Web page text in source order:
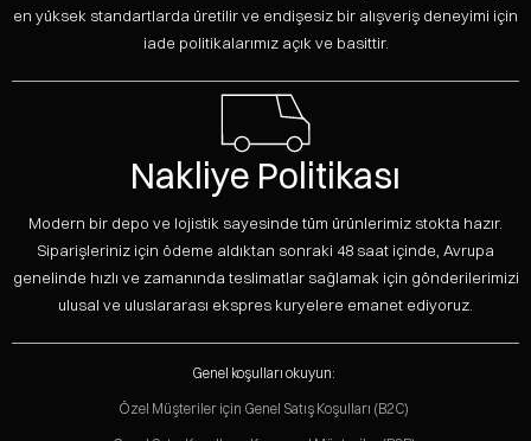
en yüksek standartlarda üretilir ve endişesiz bir alışveriş deneyimi için
iade politikalarımız açık ve basittir.
Nakliye Politikası
Modern bir depo ve lojistik sayesinde tüm ürünlerimiz stokta hazır.
Siparişleriniz için ödeme aldıktan sonraki 48 saat içinde, Avrupa
genelinde hızlı ve zamanında teslimatlar sağlamak için gönderilerimizi
ulusal ve uluslararası ekspres kuryelere emanet ediyoruz.
Genel koşulları okuyun:
Özel Müşteriler için Genel Satış Koşulları (B2C)